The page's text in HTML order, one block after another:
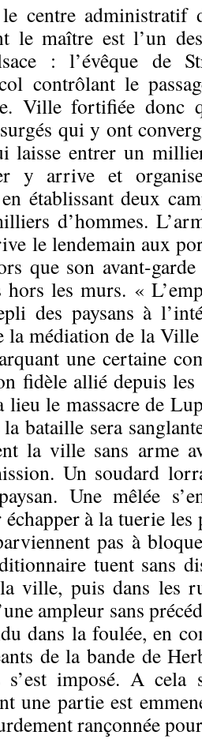
centre administratif
le maître est l’un
: l’évêque de
contrôlant le
Ville fortifiée donc
qui y ont
laisse entrer un
y arrive et
établissant deux
d’hommes.
le lendemain aux
que son avant-
hors les murs. «
des paysans à
la médiation de la
une certaine
fidèle allié depuis
le massacre de
bataille sera
la ville sans arme
Un soudard
Une mêlée
échapper à la tuerie
pas à
tuent sans
ville, puis dans les
ampleur sans
dans la foulée, en
de la bande de
imposé. A cela
une partie est
rançonnée